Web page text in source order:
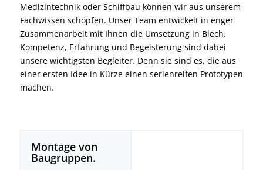
Medizintechnik oder Schiffbau können wir aus unserem
Fachwissen schöpfen. Unser Team entwickelt in enger
Zusammenarbeit mit Ihnen die Umsetzung in Blech.
Kompetenz, Erfahrung und Begeisterung sind dabei
unsere wichtigsten Begleiter. Denn sie sind es, die aus
einer ersten Idee in Kürze einen serienreifen Prototypen
machen.
Montage von
Baugruppen.